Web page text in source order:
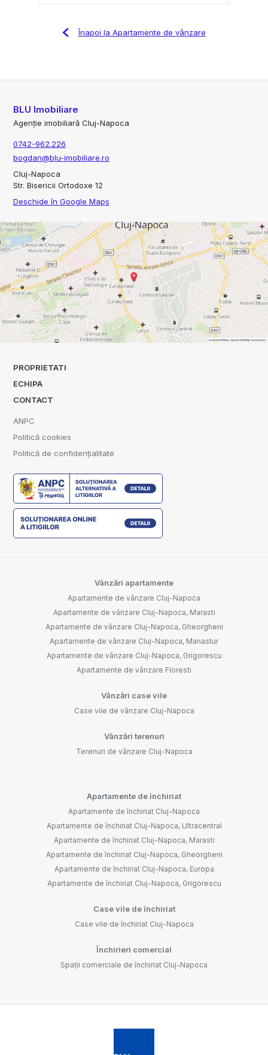
Înapoi la Apartamente de vânzare
BLU Imobiliare
Agenție imobiliară Cluj-Napoca
0742-962.226
bogdan@blu-imobiliare.ro
Cluj-Napoca
Str. Bisericii Ortodoxe 12
Deschide în Google Maps
PROPRIETATI
ECHIPA
CONTACT
ANPC
Politică cookies
Politică de confidențialitate
Vânzări apartamente
Apartamente de vânzare Cluj-Napoca
Apartamente de vânzare Cluj-Napoca, Marasti
Apartamente de vânzare Cluj-Napoca, Gheorgheni
Apartamente de vânzare Cluj-Napoca, Manastur
Apartamente de vânzare Cluj-Napoca, Grigorescu
Apartamente de vânzare Floresti
Vânzări case vile
Case vile de vânzare Cluj-Napoca
Vânzări terenuri
Terenuri de vânzare Cluj-Napoca
Apartamente de închiriat
Apartamente de închiriat Cluj-Napoca
Apartamente de închiriat Cluj-Napoca, Ultracentral
Apartamente de închiriat Cluj-Napoca, Marasti
Apartamente de închiriat Cluj-Napoca, Gheorgheni
Apartamente de închiriat Cluj-Napoca, Europa
Apartamente de închiriat Cluj-Napoca, Grigorescu
Case vile de închiriat
Case vile de închiriat Cluj-Napoca
Închirieri comercial
Spații comerciale de închiriat Cluj-Napoca